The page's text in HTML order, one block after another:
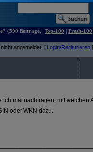
(590 Beiträge,
Top-100 | Fresh-100
nicht angemeldet. [ Login/Registrieren ]
ich mal nachfragen, mit welchen
oder WKN dazu.